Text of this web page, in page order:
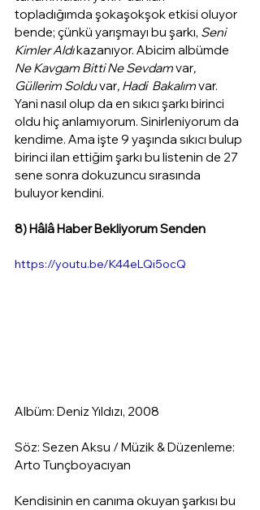
topladığımda şokaşokşok etkisi oluyor
bende; çünkü yarışmayı bu şarkı, Seni
Kimler Aldı kazanıyor. Abicim albümde
Ne Kavgam Bitti Ne Sevdam var,
Güllerim Soldu var, Hadi  Bakalım var.
Yani nasıl olup da en sıkıcı şarkı birinci
oldu hiç anlamıyorum. Sinirleniyorum da
kendime. Ama işte 9 yaşında sıkıcı bulup
birinci ilan ettiğim şarkı bu listenin de 27
sene sonra dokuzuncu sırasında
buluyor kendini.
8) Hâlâ Haber Bekliyorum Senden
https://youtu.be/K44eLQi5ocQ
Albüm: Deniz Yıldızı, 2008
Söz: Sezen Aksu / Müzik & Düzenleme:
Arto Tunçboyacıyan
Kendisinin en canıma okuyan şarkısı bu